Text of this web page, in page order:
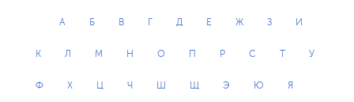
А Б В Г Д Е Ж З И
К Л М Н О П Р С Т У
Ф Х Ц Ч Ш Щ Э Ю Я